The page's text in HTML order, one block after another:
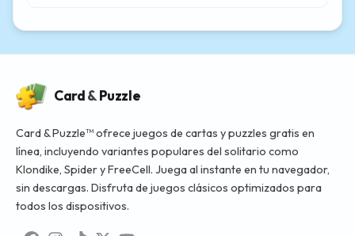
Card&Puzzle
Card & Puzzle™ ofrece juegos de cartas y puzzles gratis en
línea, incluyendo variantes populares del solitario como
Klondike, Spider y FreeCell. Juega al instante en tu navegador,
sin descargas. Disfruta de juegos clásicos optimizados para
todos los dispositivos.